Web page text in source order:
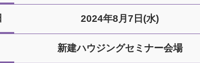
2024年8月7日(水)
新建ハウジングセミナー会場